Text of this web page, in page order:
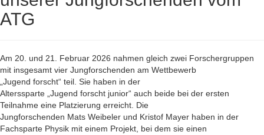
ATG
Am 20. und 21. Februar 2026 nahmen gleich zwei Forschergruppen
mit insgesamt vier Jungforschenden am Wettbewerb
„Jugend forscht“ teil. Sie haben in der
Alterssparte „Jugend forscht junior“ auch beide bei der ersten
Teilnahme eine Platzierung erreicht. Die
Jungforschenden Mats Weibeler und Kristof Mayer haben in der
Fachsparte Physik mit einem Projekt, bei dem sie einen